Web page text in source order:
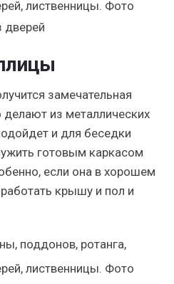
дверей
замечательная
из металлических
и для беседки
готовым каркасом
если она в хорошем
крышу и пол и